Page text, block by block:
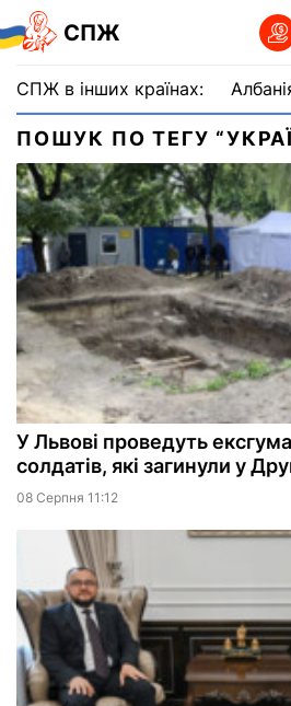
СПЖ
СПЖ в інших країнах:
ПОШУК ПО ТЕГУ
У Львові проведуть
солдатів, які загинули у
08 Серпня 11:12